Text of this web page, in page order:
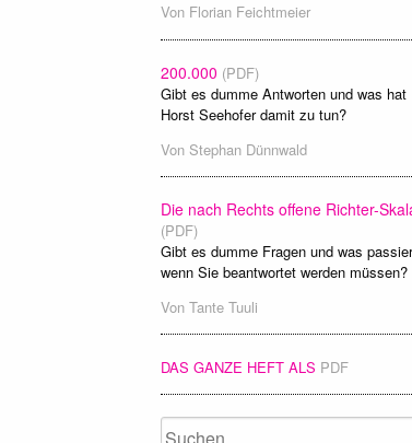
Von Florian Feichtmeier
200.000 (PDF)
Gibt es dumme Antworten und was hat
Horst Seehofer damit zu tun?
Von Stephan Dünnwald
Die nach Rechts offene Richter-
(PDF)
Gibt es dumme Fragen und was
wenn Sie beantwortet werden müssen?
Von Tante Tuuli
DAS GANZE HEFT ALS PDF
Suchen